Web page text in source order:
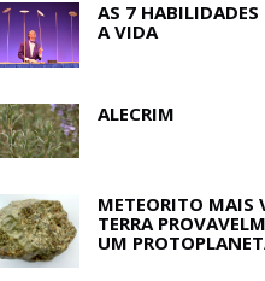
AS 7 HABILIDADES
A VIDA
ALECRIM
METEORITO MAIS
TERRA
UM